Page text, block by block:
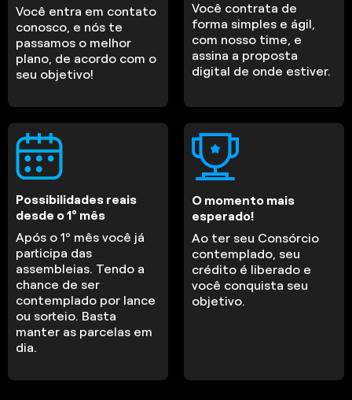
Você entra em contato
conosco, e nós te
passamos o melhor
plano, de acordo com o
seu objetivo!
Você contrata de
forma simples e ágil,
com nosso time, e
assina a proposta
digital de onde estiver.
Possibilidades reais
desde o 1º mês
Após o 1º mês você já
participa das
assembleias. Tendo a
chance de ser
contemplado por lance
ou sorteio. Basta
manter as parcelas em
dia.
O momento mais
esperado!
Ao ter seu Consórcio
contemplado, seu
crédito é liberado e
você conquista seu
objetivo.